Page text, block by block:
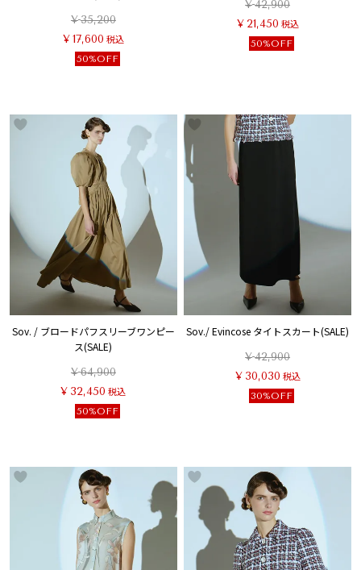
¥35,200
¥17,600 税込
50%OFF
¥42,900
¥ 21,450 税込
50%OFF
Sov. / ブロードパフスリーブワンピー
ス(SALE)
¥64,900
¥ 32,450 税込
50%OFF
Sov./ Evincose タイトスカート(SALE)
¥42,900
¥ 30,030 税込
30%OFF